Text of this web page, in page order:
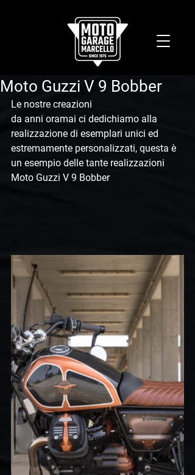
Moto Guzzi V 9 Bobber
Le nostre creazioni
da anni oramai ci dedichiamo alla
realizzazione di esemplari unici ed
estremamente personalizzati, questa è
un esempio delle tante realizzazioni
Moto Guzzi V 9 Bobber